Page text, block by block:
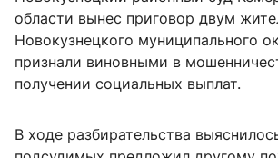
области вынес приговор двум
Новокузнецкого муниципального
признали виновными в
получении социальных выплат.
В ходе разбирательства